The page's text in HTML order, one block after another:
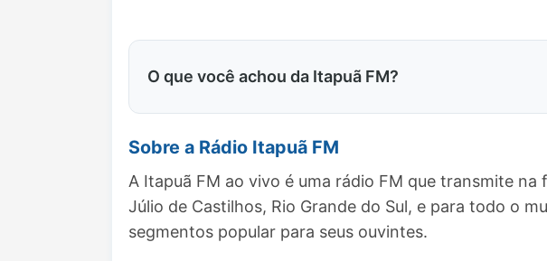
O que você achou da Itapuã FM?
Sobre a Rádio Itapuã FM
A Itapuã FM ao vivo é uma rádio FM que transmite
Júlio de Castilhos, Rio Grande do Sul, e para todo o
segmentos popular para seus ouvintes.